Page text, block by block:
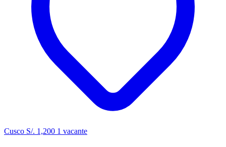
Cusco S/. 1,200 1 vacante